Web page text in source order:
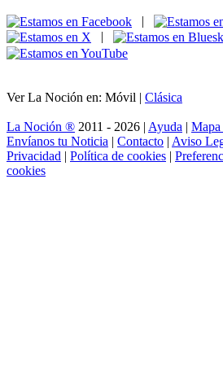
|
|
Ver La Noción en: Móvil | Clásica
La Noción ® 2011 - 2026 | Ayuda |
Envíanos tu Noticia | Contacto | Aviso
Privacidad | Política de cookies |
cookies